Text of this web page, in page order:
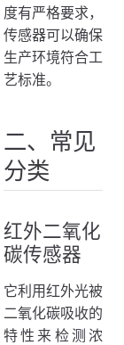
度有严格要求，
传感器可以确保
生产环境符合工
艺标准。
二、常见
分类
红外二氧化
碳传感器
它利用红外光被
二氧化碳吸收的
特性来检测浓